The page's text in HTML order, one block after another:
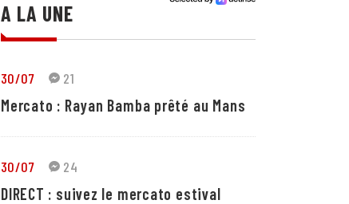
A LA UNE
30/07 21
Mercato : Rayan Bamba prêté au Mans
30/07 24
DIRECT : suivez le mercato estival